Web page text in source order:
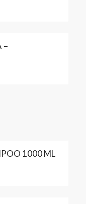
–
1000 ML